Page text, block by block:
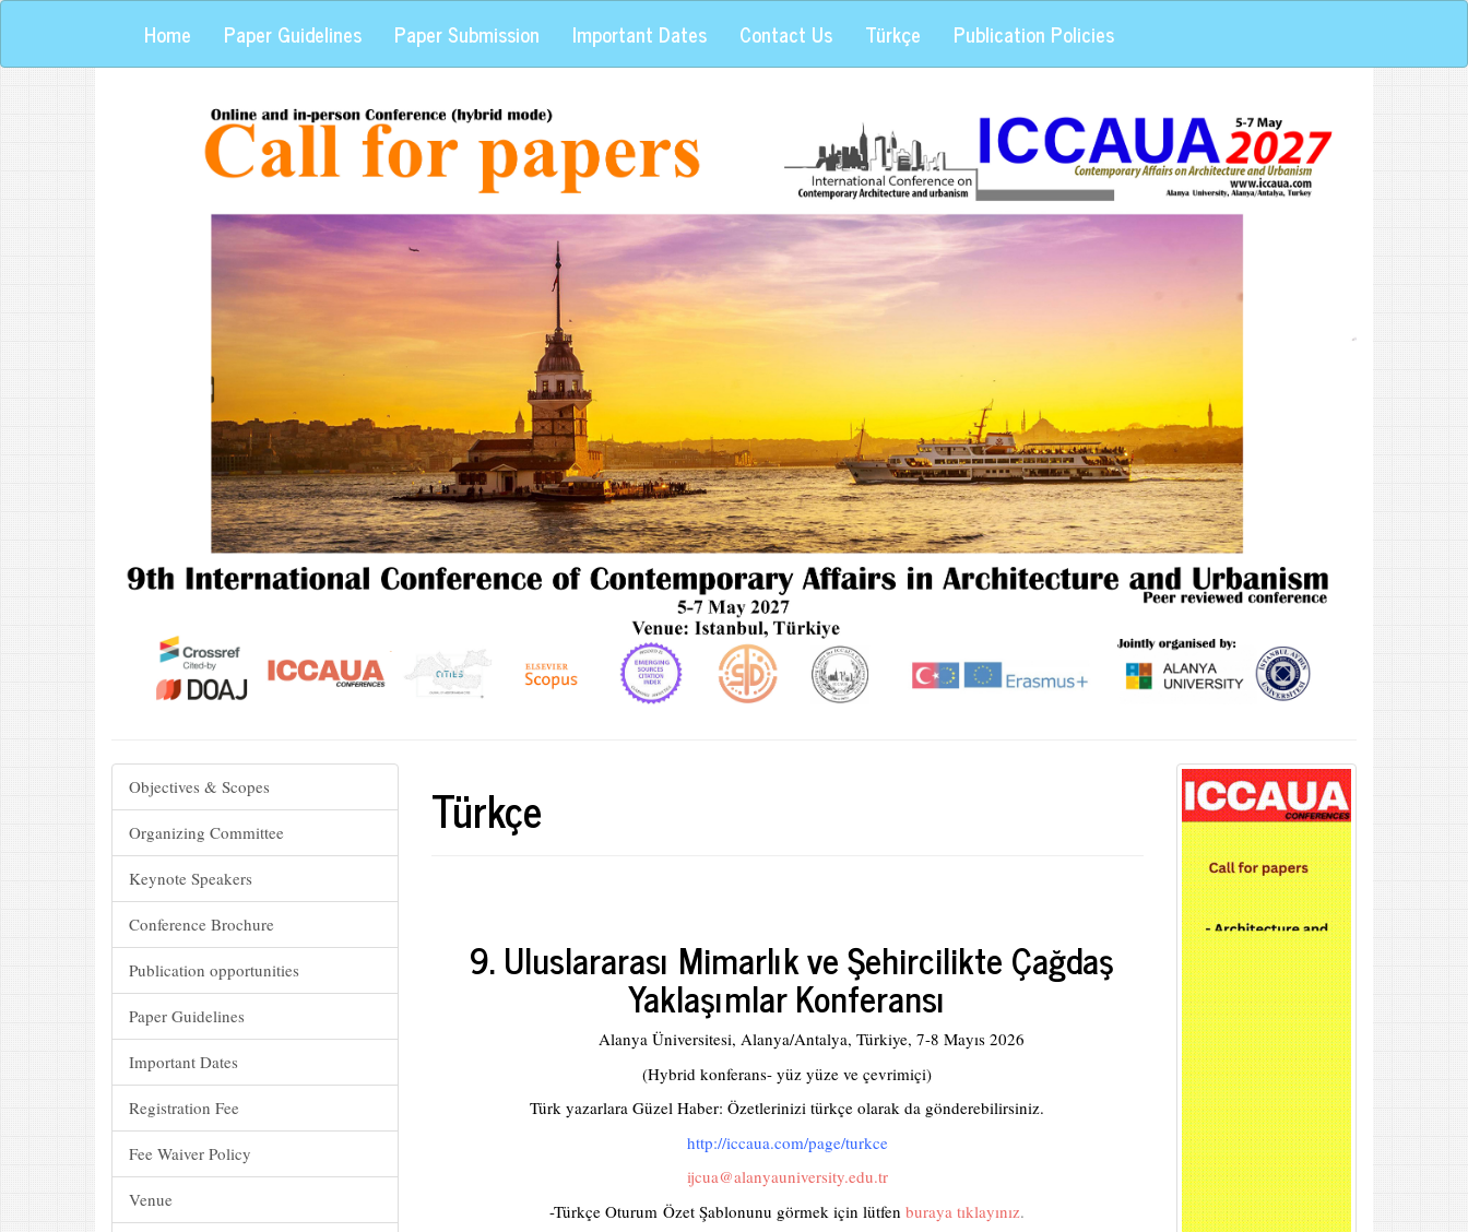
Home Paper Guidelines Paper Submission Important Dates Contact Us Türkçe Publication Policies
Objectives & Scopes
Organizing Committee
Keynote Speakers
Conference Brochure
Publication opportunities
Paper Guidelines
Important Dates
Registration Fee
Fee Waiver Policy
Venue
Türkçe
9. Uluslararası Mimarlık ve Şehircilikte Çağdaş
Yaklaşımlar Konferansı
Alanya Üniversitesi, Alanya/Antalya, Türkiye, 7-8 Mayıs 2026
(Hybrid konferans- yüz yüze ve çevrimiçi)
Türk yazarlara Güzel Haber: Özetlerinizi türkçe olarak da gönderebilirsiniz.
http://iccaua.com/page/turkce
ijcua@alanyauniversity.edu.tr
-Türkçe Oturum Özet Şablonunu görmek için lütfen buraya tıklayınız.